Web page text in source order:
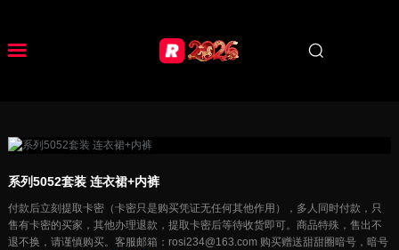
系列5052套装 连衣裙+内裤
付款后立刻提取卡密（卡密只是购买凭证无任何其他作用），多人同时付款，只
售有卡密的买家，其他办理退款，提取卡密后等待收货即可。商品特殊，售出不
退不换，请谨慎购买。客服邮箱：rosi234@163.com 购买赠送甜甜圈暗号，暗号